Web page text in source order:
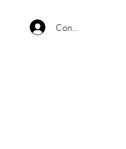
Connexion